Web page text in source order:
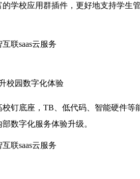
的学校应用群插件，更好地支持学生
校园数字化体验
校钉底座，TB、低代码、智能硬件等
数字化服务体验升级。